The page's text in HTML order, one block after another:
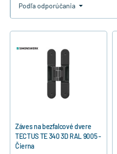
Podľa odporúčania
Záves na bezfalcové dvere
TECTUS TE 340 3D RAL 9005 -
Čierna